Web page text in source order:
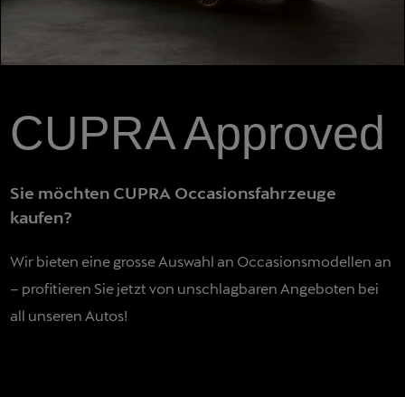
CUPRA Approved
Sie möchten CUPRA Occasionsfahrzeuge
kaufen?
Wir bieten eine grosse Auswahl an Occasionsmodellen an
– profitieren Sie jetzt von unschlagbaren Angeboten bei
all unseren Autos!